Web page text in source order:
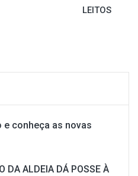
LEITOS
e conheça as novas
DA ALDEIA DÁ POSSE À